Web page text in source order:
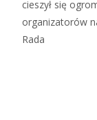
cieszył się
organizatorów
Rada